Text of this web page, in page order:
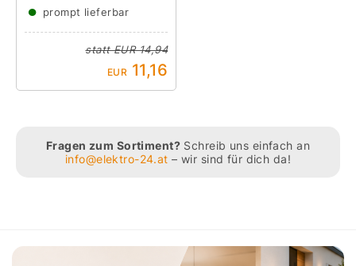
● prompt lieferbar
stattEUR 14,94
EUR 11,16
Fragen zum Sortiment? Schreib uns einfach an
info@elektro-24.at – wir sind für dich da!